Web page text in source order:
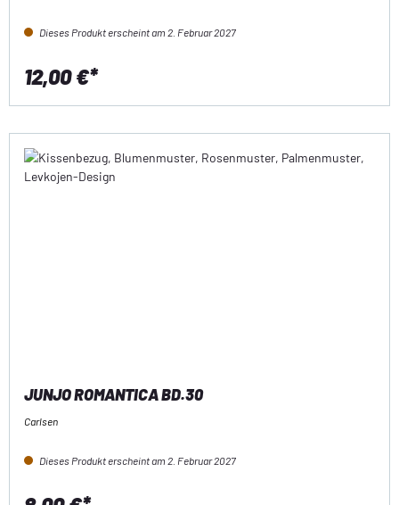
Dieses Produkt erscheint am 2. Februar 2027
12,00 €*
JUNJO ROMANTICA BD.30
Carlsen
Dieses Produkt erscheint am 2. Februar 2027